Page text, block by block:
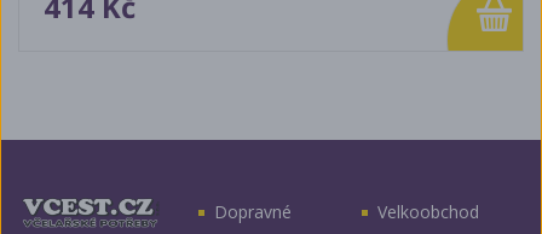
Dopravné Velkoobchod